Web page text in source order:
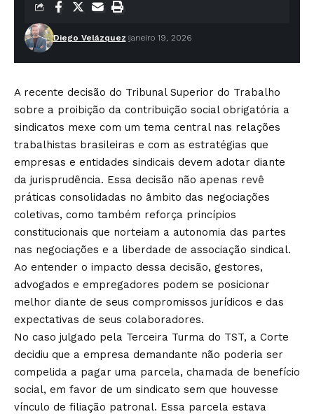
Diego Velázquez janeiro 19, 2026
A recente decisão do Tribunal Superior do Trabalho
sobre a proibição da contribuição social obrigatória a
sindicatos mexe com um tema central nas relações
trabalhistas brasileiras e com as estratégias que
empresas e entidades sindicais devem adotar diante
da jurisprudência. Essa decisão não apenas revê
práticas consolidadas no âmbito das negociações
coletivas, como também reforça princípios
constitucionais que norteiam a autonomia das partes
nas negociações e a liberdade de associação sindical.
Ao entender o impacto dessa decisão, gestores,
advogados e empregadores podem se posicionar
melhor diante de seus compromissos jurídicos e das
expectativas de seus colaboradores.
No caso julgado pela Terceira Turma do TST, a Corte
decidiu que a empresa demandante não poderia ser
compelida a pagar uma parcela, chamada de benefício
social, em favor de um sindicato sem que houvesse
vínculo de filiação patronal. Essa parcela estava